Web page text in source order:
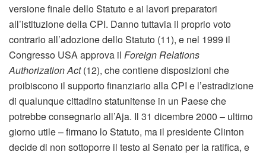
versione finale dello Statuto e ai lavori preparatori
all’istituzione della CPI. Danno tuttavia il proprio voto
contrario all’adozione dello Statuto (11), e nel 1999 il
Congresso USA approva il Foreign Relations
Authorization Act(12), che contiene disposizioni che
proibiscono il supporto finanziario alla CPI e l’estradizione
di qualunque cittadino statunitense in un Paese che
potrebbe consegnarlo all’Aja. Il 31 dicembre 2000 – ultimo
giorno utile – firmano lo Statuto, ma il presidente Clinton
decide di non sottoporre il testo al Senato per la ratifica, e